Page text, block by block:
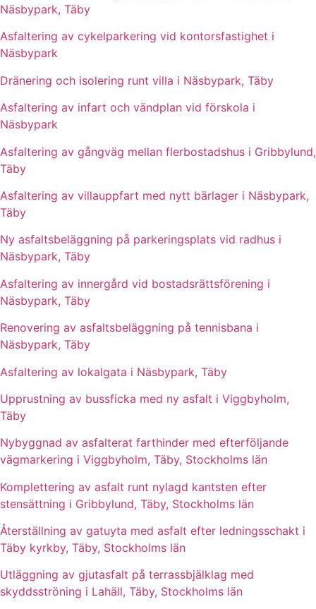
Näsbypark, Täby
Asfaltering av cykelparkering vid kontorsfastighet i
Näsbypark
Dränering och isolering runt villa i Näsbypark, Täby
Asfaltering av infart och vändplan vid förskola i
Näsbypark
Asfaltering av gångväg mellan flerbostadshus i Gribbylund,
Täby
Asfaltering av villauppfart med nytt bärlager i Näsbypark,
Täby
Ny asfaltsbeläggning på parkeringsplats vid radhus i
Näsbypark, Täby
Asfaltering av innergård vid bostadsrättsförening i
Näsbypark, Täby
Renovering av asfaltsbeläggning på tennisbana i
Näsbypark, Täby
Asfaltering av lokalgata i Näsbypark, Täby
Upprustning av bussficka med ny asfalt i Viggbyholm,
Täby
Nybyggnad av asfalterat farthinder med efterföljande
vägmarkering i Viggbyholm, Täby, Stockholms län
Komplettering av asfalt runt nylagd kantsten efter
stensättning i Gribbylund, Täby, Stockholms län
Återställning av gatuyta med asfalt efter ledningsschakt i
Täby kyrkby, Täby, Stockholms län
Utläggning av gjutasfalt på terrassbjälklag med
skyddsströning i Lahäll, Täby, Stockholms län